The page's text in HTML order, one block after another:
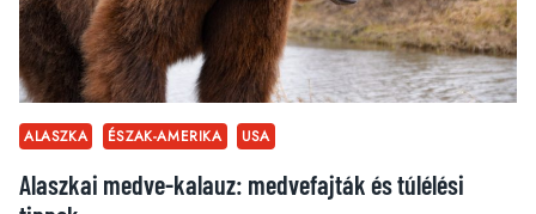
ALASZKA ÉSZAK-AMERIKA USA
Alaszkai medve-kalauz: medvefajták és túlélési